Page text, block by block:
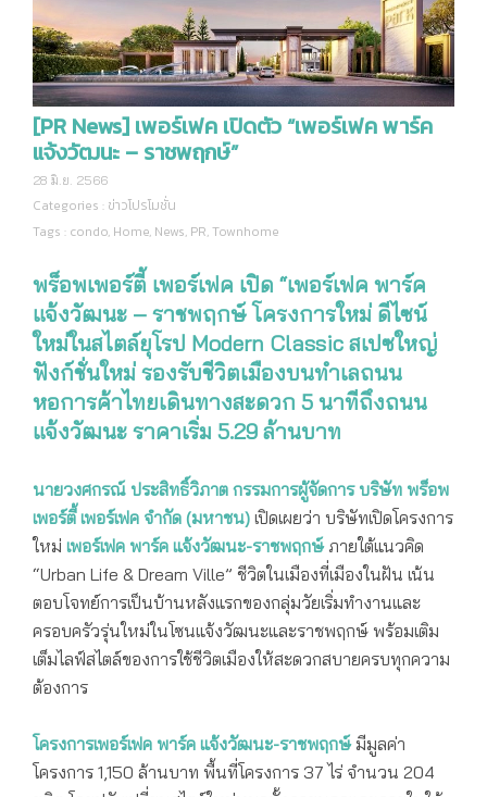
[PR News] เพอร์เฟค เปิดตัว “เพอร์เฟค พาร์ค
แจ้งวัฒนะ – ราชพฤกษ์”
28 มิ.ย. 2566
Categories : ข่าวโปรโมชั่น
Tags : condo, Home, News, PR,Townhome
พร็อพเพอร์ตี้ เพอร์เฟค เปิด “เพอร์เฟค พาร์ค
แจ้งวัฒนะ – ราชพฤกษ์ โครงการใหม่ ดีไซน์
ใหม่ในสไตล์ยุโรป Modern Classic สเปซใหญ่
ฟังก์ชั่นใหม่ รองรับชีวิตเมืองบนทำเลถนน
หอการค้าไทยเดินทางสะดวก 5 นาทีถึงถนน
แจ้งวัฒนะ ราคาเริ่ม 5.29 ล้านบาท
นายวงศกรณ์ ประสิทธิ์วิภาต กรรมการผู้จัดการ บริษัท พร็อพ
เพอร์ตี้ เพอร์เฟค จำกัด (มหาชน) เปิดเผยว่า บริษัทเปิดโครงการ
ใหม่ เพอร์เฟค พาร์ค แจ้งวัฒนะ-ราชพฤกษ์ ภายใต้แนวคิด
“Urban Life & Dream Ville” ชีวิตในเมืองที่เมืองในฝัน เน้น
ตอบโจทย์การเป็นบ้านหลังแรกของกลุ่มวัยเริ่มทำงานและ
ครอบครัวรุ่นใหม่ในโซนแจ้งวัฒนะและราชพฤกษ์ พร้อมเติม
เต็มไลฟ์สไตล์ของการใช้ชีวิตเมืองให้สะดวกสบายครบทุกความ
ต้องการ
โครงการเพอร์เฟค พาร์ค แจ้งวัฒนะ-ราชพฤกษ์ มีมูลค่า
โครงการ 1,150 ล้านบาท พื้นที่โครงการ 37 ไร่ จำนวน 204